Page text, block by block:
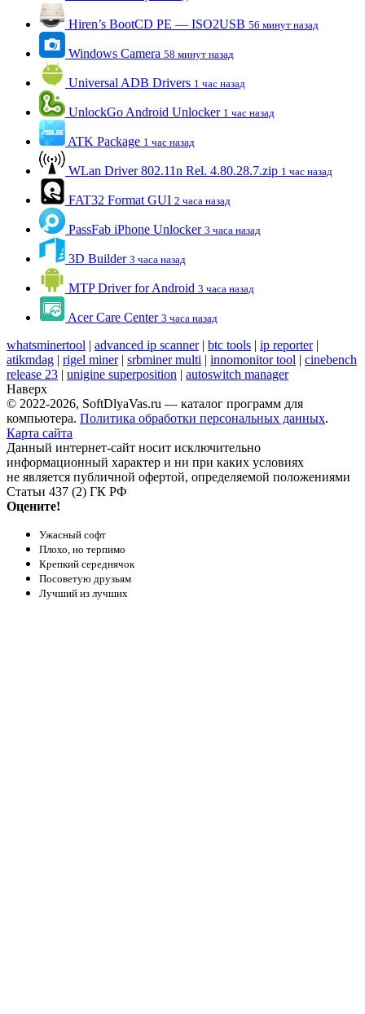
Hiren’s BootCD PE — ISO2USB 56 минут назад
Windows Camera 58 минут назад
Universal ADB Drivers 1 час назад
UnlockGo Android Unlocker 1 час назад
ATK Package 1 час назад
WLan Driver 802.11n Rel. 4.80.28.7.zip 1 час назад
FAT32 Format GUI 2 часа назад
PassFab iPhone Unlocker 3 часа назад
3D Builder 3 часа назад
MTP Driver for Android 3 часа назад
Acer Care Center 3 часа назад
whatsminertool | advanced ip scanner| btc tools | ip reporter|
atikmdag | rigel miner| srbminer multi | innomonitor tool | cinebench
release 23 | unigine superposition | autoswitch manager
Наверх
© 2022-2026, SoftDlyaVas.ru — каталог программ для
компьютера. Политика обработки персональных данных.
Карта сайта
Данный интернет-сайт носит исключительно
информационный характер и ни при каких условиях
не является публичной офертой, определяемой положениями
Статьи 437 (2) ГК РФ
Оцените!
Ужасный софт
Плохо, но терпимо
Крепкий середнячок
Посоветую друзьям
Лучший из лучших